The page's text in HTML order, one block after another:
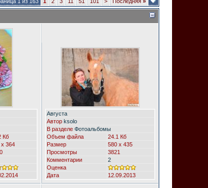
Кб
x 364
Августа
Автор ksolo
В разделе Фотоальбомы
Объем файла
24.1 Кб
Размер
580 x 435
Просмотры
3821
Комментарии
2
Оценка
Дата
12.09.2013